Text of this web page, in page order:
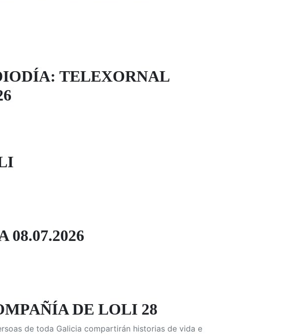
TELEXORNAL
DE LOLI 28
de toda Galicia compartirán historias de vida e